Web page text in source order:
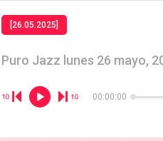
[26.05.2025]
Puro Jazz lunes 26 mayo,
00:00:00